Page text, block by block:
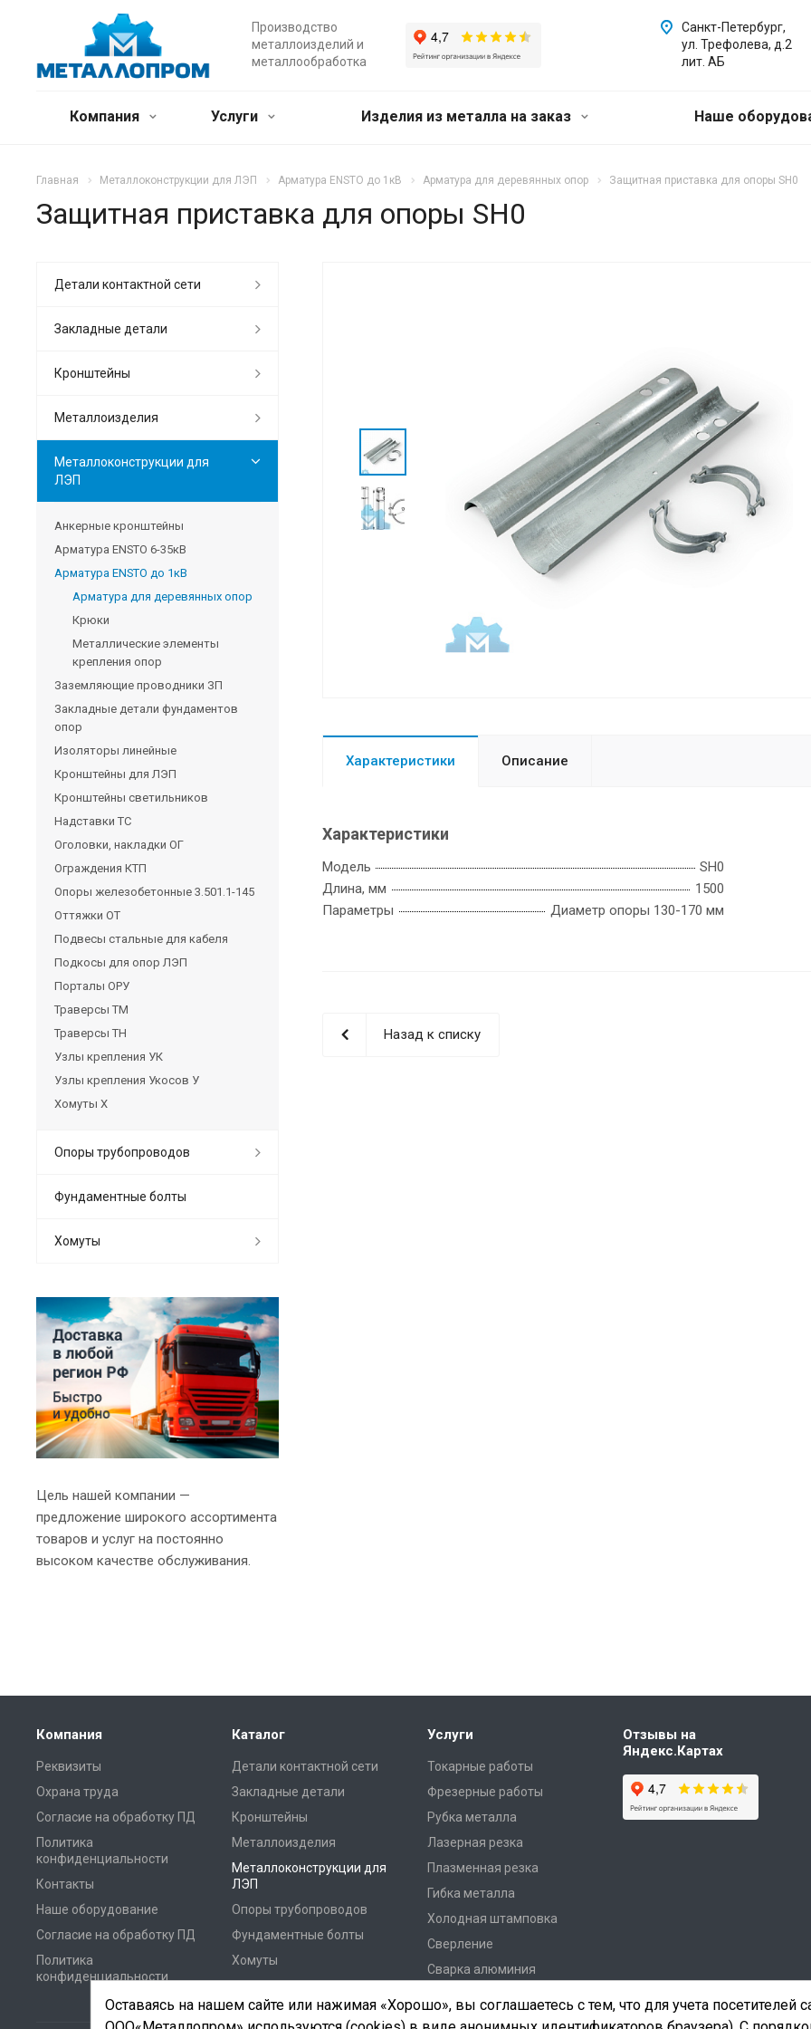
Производство
металлоизделий и
металлообработка
Санкт-Петербург,
ул. Трефолева, д.2
лит. АБ
Компания Услуги Изделия из металла на заказ Наше
Главная Металлоконструкции для ЛЭП Арматура ENSTO до 1кВ Арматура для деревянных опор Защитная приставка для опоры SH0
Защитная приставка для опоры SH0
Характеристики Описание
Характеристики
Модель
SH0
Длина, мм
1500
Параметры
Диаметр опоры 130-170 мм
Назад к списку
Детали контактной сети
Закладные детали
Кронштейны
Металлоизделия
Металлоконструкции для
ЛЭП
Анкерные кронштейны
Арматура ENSTO 6-35кВ
Арматура ENSTO до 1кВ
Арматура для деревянных опор
Крюки
Металлические элементы
крепления опор
Заземляющие проводники ЗП
Закладные детали фундаментов
опор
Изоляторы линейные
Кронштейны для ЛЭП
Кронштейны светильников
Надставки ТС
Оголовки, накладки ОГ
Ограждения КТП
Опоры железобетонные 3.501.1-145
Оттяжки ОТ
Подвесы стальные для кабеля
Подкосы для опор ЛЭП
Порталы ОРУ
Траверсы ТМ
Траверсы ТН
Узлы крепления УК
Узлы крепления Укосов У
Хомуты Х
Опоры трубопроводов
Фундаментные болты
Хомуты
Цель нашей компании —
предложение широкого ассортимента
товаров и услуг на постоянно
высоком качестве обслуживания.
Компания
Реквизиты
Охрана труда
Согласие на обработку ПД
Политика
конфиденциальности
Контакты
Наше оборудование
Согласие на обработку ПД
Политика
конфиденциальности
Каталог
Детали контактной сети
Закладные детали
Кронштейны
Металлоизделия
Металлоконструкции для
ЛЭП
Опоры трубопроводов
Фундаментные болты
Хомуты
Услуги
Токарные работы
Фрезерные работы
Рубка металла
Лазерная резка
Плазменная резка
Гибка металла
Холодная штамповка
Сверление
Сварка алюминия
Отзывы на
Яндекс.Картах
Оставаясь на нашем сайте или нажимая «Хорошо», вы соглашаетесь с тем, что для учета посетителей